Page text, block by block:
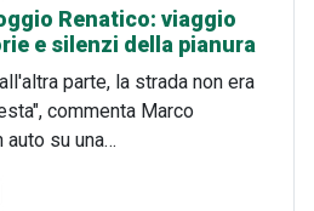
Renatico: viaggio
e silenzi della pianura
parte, la strada non era
commenta Marco
auto su una…